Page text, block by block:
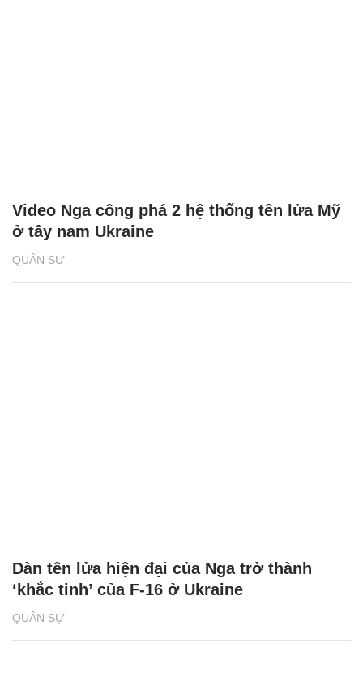
QUÂN SỰ
Video Nga công phá 2 hệ thống tên lửa Mỹ
ở tây nam Ukraine
QUÂN SỰ
Dàn tên lửa hiện đại của Nga trở thành
‘khắc tinh’ của F-16 ở Ukraine